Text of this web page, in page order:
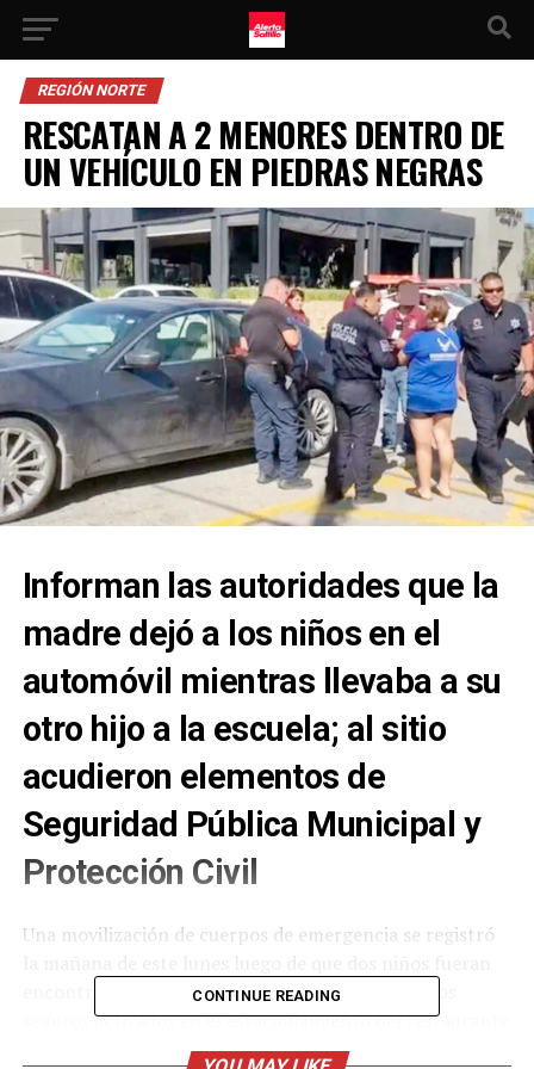
REGIÓN NORTE
RESCATAN A 2 MENORES DENTRO DE
UN VEHÍCULO EN PIEDRAS NEGRAS
Informan las autoridades que la
madre dejó a los niños en el
automóvil mientras llevaba a su
otro hijo a la escuela; al sitio
acudieron elementos de
Seguridad Pública Municipal y
Protección Civil
Una movilización de cuerpos de emergencia se registró
encontrados solos dentro de un automóvil con los
seguros activados en el estacionamiento del restaurante
CONTINUE READING